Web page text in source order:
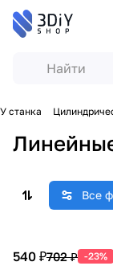
станка
Все
540 ₽702 ₽ -23%